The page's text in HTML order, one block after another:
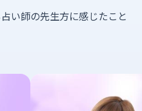
い師の先生方に感じたこと